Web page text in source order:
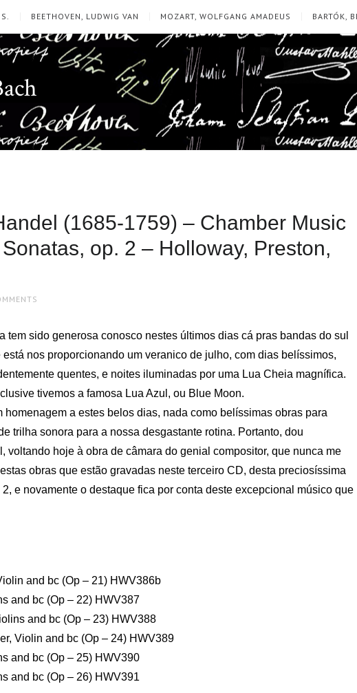
BEETHOVEN, LUDWIG VAN MOZART, WOLFGANG AMADEUS BARTÓK,
(1685-1759) – Chamber Music
op. 2 – Holloway, Preston,
tem sido generosa conosco nestes últimos dias cá pras bandas do sul
está nos proporcionando um veranico de julho, com dias belíssimos,
quentes, e noites iluminadas por uma Lua Cheia magnífica.
tivemos a famosa Lua Azul, ou Blue Moon.
homenagem a estes belos dias, nada como belíssimas obras para
trilha sonora para a nossa desgastante rotina. Portanto, dou
voltando hoje à obra de câmara do genial compositor, que nunca me
obras que estão gravadas neste terceiro CD, desta preciosíssima
e novamente o destaque fica por conta deste excepcional músico que
and bc (Op – 21) HWV386b
and bc (Op – 22) HWV387
and bc (Op – 23) HWV388
Violin and bc (Op – 24) HWV389
and bc (Op – 25) HWV390
and bc (Op – 26) HWV391